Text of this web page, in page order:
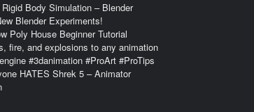
Body Simulation – Blender
Blender Experiments!
Poly House Beginner Tutorial
fire, and explosions to any animation
#3danimation #ProArt #ProTips
HATES Shrek 5 – Animator